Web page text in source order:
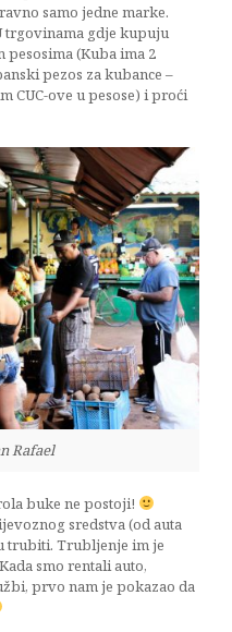
samo jedne marke.
trgovinama gdje kupuju
(Kuba ima 2
pezos za kubance –
CUC-ove u pesose) i proći
Rafael
buke ne postoji!
sredstva (od auta
trubiti. Trubljenje im je
Kada smo rentali auto,
prvo nam je pokazao da